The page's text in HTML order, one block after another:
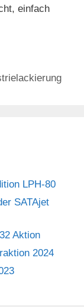
einfach
LPH-80
SATAjet
Aktion
2024